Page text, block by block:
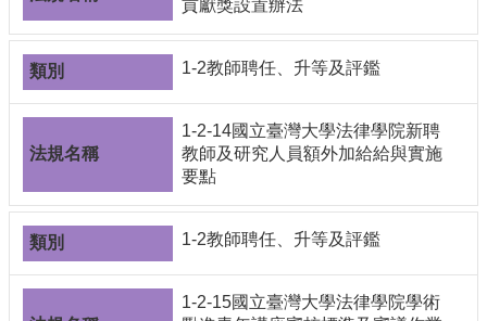
貢獻獎設置辦法
1-2教師聘任、升等及評鑑
1-2-14國立臺灣大學法律學院新聘
教師及研究人員額外加給給與實施
要點
1-2教師聘任、升等及評鑑
1-2-15國立臺灣大學法律學院學術